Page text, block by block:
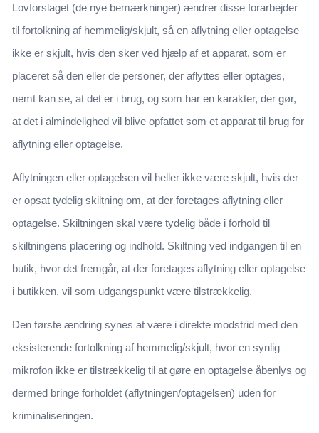
Lovforslaget (de nye bemærkninger) ændrer disse forarbejder
til fortolkning af hemmelig/skjult, så en aflytning eller optagelse
ikke er skjult, hvis den sker ved hjælp af et apparat, som er
placeret så den eller de personer, der aflyttes eller optages,
nemt kan se, at det er i brug, og som har en karakter, der gør,
at det i almindelighed vil blive opfattet som et apparat til brug for
aflytning eller optagelse.
Aflytningen eller optagelsen vil heller ikke være skjult, hvis der
er opsat tydelig skiltning om, at der foretages aflytning eller
optagelse. Skiltningen skal være tydelig både i forhold til
skiltningens placering og indhold. Skiltning ved indgangen til en
butik, hvor det fremgår, at der foretages aflytning eller optagelse
i butikken, vil som udgangspunkt være tilstrækkelig.
Den første ændring synes at være i direkte modstrid med den
eksisterende fortolkning af hemmelig/skjult, hvor en synlig
mikrofon ikke er tilstrækkelig til at gøre en optagelse åbenlys og
dermed bringe forholdet (aflytningen/optagelsen) uden for
kriminaliseringen.